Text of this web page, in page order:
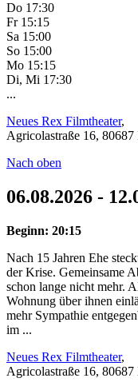
Do 17:30
Fr 15:15
Sa 15:00
So 15:00
Mo 15:15
Di, Mi 17:30
...
Neues Rex Filmtheater,
Agricolastraße 16, 80687
Nach oben
06.08.2026 -
Beginn: 20:15
Nach 15 Jahren Ehe
der Krise. Gemeinsame
schon lange nicht mehr.
Wohnung über ihnen
mehr Sympathie
im ...
Neues Rex Filmtheater,
Agricolastraße 16, 80687